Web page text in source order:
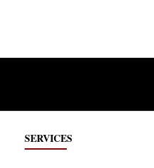
SERVICES